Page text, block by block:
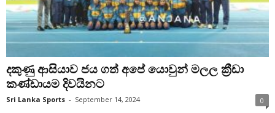
දකුණු ආසියාව ජය ගත් අපේ යොවුන් මලල ක්‍රීඩා
කණ්ඩායම දිවයිනට
Sri Lanka Sports - September 14, 2024 0